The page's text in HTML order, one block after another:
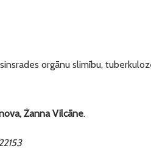
orgānu slimību,
, Žanna Vilcāne.